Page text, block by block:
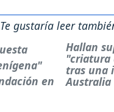
Te gustaría leer
Hallan
"criatura
tras una
Australia